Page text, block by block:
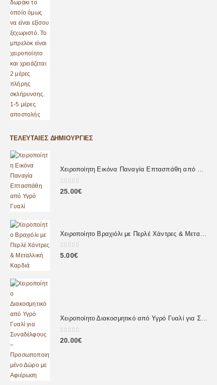
ΤΕΛΕΥΤΑΊΕΣ ΔΗΜΙΟΥΡΓΊΕΣ
Χειροποίητη Εικόνα Παναγία Επτασπάθη από Υγρό Γυαλί
0out of 5
25.00€
0 out of 5
5.00€
Χειροποίητο Διακοσμητικό από Υγρό Γυαλί για Συναδέλφους – Προσωποποιημένο Δώρο με Αφιέρωση
0out of 5
20.00€